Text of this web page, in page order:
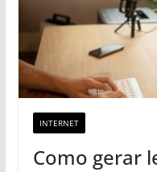
INTERNET
Como gerar